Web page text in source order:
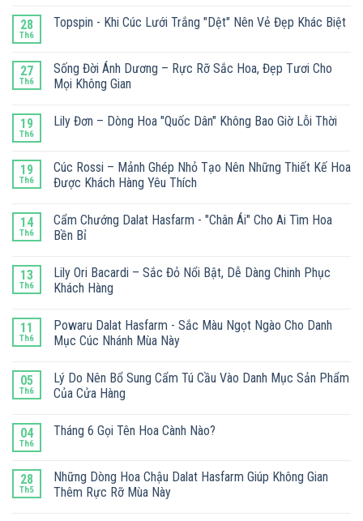
28
Th6
Topspin - Khi Cúc Lưới Trắng "Dệt" Nên Vẻ Đẹp Khác Biệt
27
Th6
Sống Đời Ánh Dương – Rực Rỡ Sắc Hoa, Đẹp Tươi Cho
Mọi Không Gian
19
Th6
Lily Đơn – Dòng Hoa "Quốc Dân" Không Bao Giờ Lỗi Thời
19
Th6
Cúc Rossi – Mảnh Ghép Nhỏ Tạo Nên Những Thiết Kế Hoa
Được Khách Hàng Yêu Thích
14
Th6
Cẩm Chướng Dalat Hasfarm - "Chân Ái" Cho Ai Tìm Hoa
Bền Bỉ
13
Th6
Lily Ori Bacardi – Sắc Đỏ Nổi Bật, Dễ Dàng Chinh Phục
Khách Hàng
11
Th6
Powaru Dalat Hasfarm - Sắc Màu Ngọt Ngào Cho Danh
Mục Cúc Nhánh Mùa Này
05
Th6
Lý Do Nên Bổ Sung Cẩm Tú Cầu Vào Danh Mục Sản Phẩm
Của Cửa Hàng
04
Th6
Tháng 6 Gọi Tên Hoa Cành Nào?
28
Th5
Những Dòng Hoa Chậu Dalat Hasfarm Giúp Không Gian
Thêm Rực Rỡ Mùa Này